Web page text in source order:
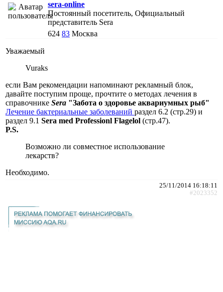
sera-online
Постоянный посетитель, Официальный
представитель Sera
624 83 Москва
Уважаемый
Vuraks
если Вам рекомендации напоминают рекламный блок,
давайте поступим проще, прочтите о методах лечения в
справочнике Sera "Забота о здоровье аквариумных рыб"
Лечение бактериальные заболеваний раздел 6.2 (стр.29) и
раздел 9.1 Sera med Professionl Flagelol (стр.47).
P.S.
Возможно ли совместное использование
лекарств?
Необходимо.
25/11/2014 16:18:11
#2023352